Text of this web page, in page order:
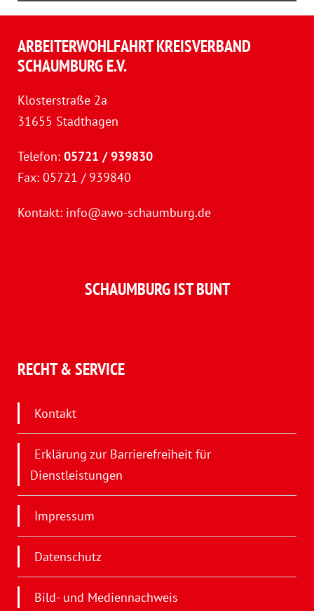
ARBEITERWOHLFAHRT KREISVERBAND
SCHAUMBURG E.V.
Klosterstraße 2a
31655 Stadthagen
Telefon: 05721 / 939830
Fax: 05721 / 939840
Kontakt: info@awo-schaumburg.de
SCHAUMBURG IST BUNT
RECHT & SERVICE
Kontakt
Erklärung zur Barrierefreiheit für
Dienstleistungen
Impressum
Datenschutz
Bild- und Mediennachweis